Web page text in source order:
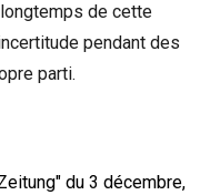
de cette
pendant des
parti.
du 3 décembre,